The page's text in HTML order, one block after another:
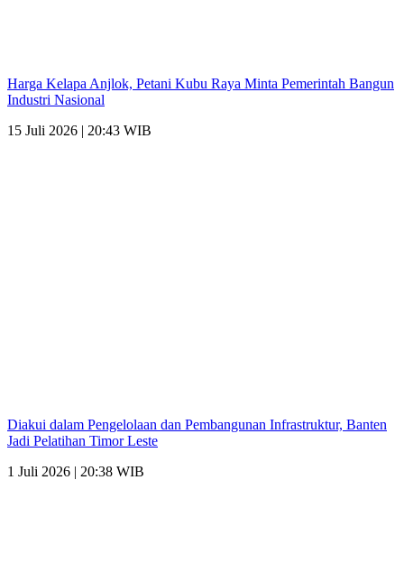
Harga Kelapa Anjlok, Petani Kubu Raya Minta Pemerintah Bangun
Industri Nasional
15 Juli 2026 | 20:43 WIB
Diakui dalam Pengelolaan dan Pembangunan Infrastruktur, Banten
Jadi Pelatihan Timor Leste
1 Juli 2026 | 20:38 WIB